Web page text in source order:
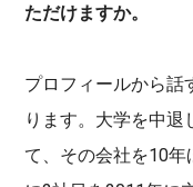
ただけますか。
プロフィールから話
ります。大学を中退
て、その会社を10